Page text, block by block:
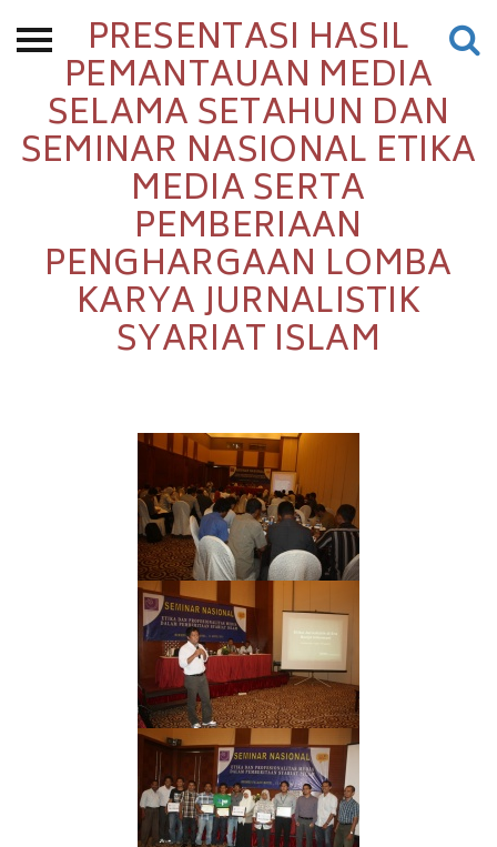
Beranda
Tentang
Permohonan Hibah
Sekolah Pemikiran
Etalase
Blog CME
Kredit Web-site
PRESENTASI HASIL
PEMANTAUAN MEDIA
SELAMA SETAHUN DAN
SEMINAR NASIONAL ETIKA
MEDIA SERTA
PEMBERIAAN
PENGHARGAAN LOMBA
KARYA JURNALISTIK
SYARIAT ISLAM